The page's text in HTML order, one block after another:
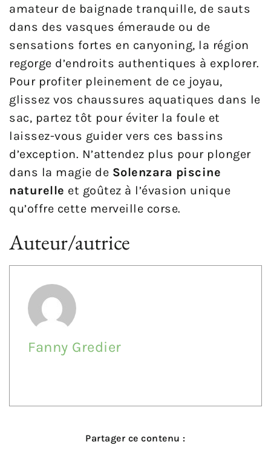
amateur de baignade tranquille, de sauts
dans des vasques émeraude ou de
sensations fortes en canyoning, la région
regorge d’endroits authentiques à explorer.
Pour profiter pleinement de ce joyau,
glissez vos chaussures aquatiques dans le
sac, partez tôt pour éviter la foule et
laissez-vous guider vers ces bassins
d’exception. N’attendez plus pour plonger
dans la magie de Solenzara piscine
naturelle et goûtez à l’évasion unique
qu’offre cette merveille corse.
Auteur/autrice
Fanny Gredier
Partager ce contenu :